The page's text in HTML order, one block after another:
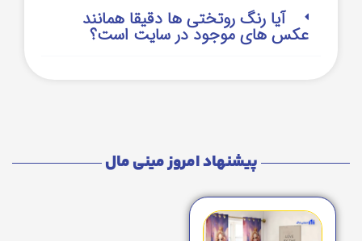
آیا رنگ روتختی ها دقیقا همانند
عکس های موجود در سایت است؟
پیشنهاد امروز مینی مال